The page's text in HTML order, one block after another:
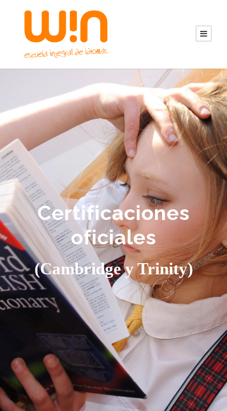
Certificaciones
oficiales
(Cambridge y Trinity)